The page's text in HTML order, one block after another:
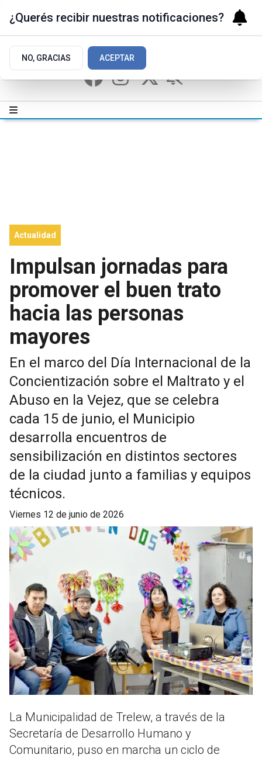
Actualidad
Impulsan jornadas para
promover el buen trato
hacia las personas
mayores
En el marco del Día Internacional de la
Concientización sobre el Maltrato y el
Abuso en la Vejez, que se celebra
cada 15 de junio, el Municipio
desarrolla encuentros de
sensibilización en distintos sectores
de la ciudad junto a familias y equipos
técnicos.
viernes 12 de junio de 2026
La Municipalidad de Trelew, a través de la
Secretaría de Desarrollo Humano y
Comunitario, puso en marcha un ciclo de
¿Querés recibir nuestras notificaciones?
NO, GRACIAS ACEPTAR